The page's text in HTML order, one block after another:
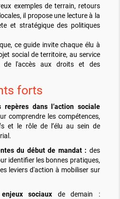
exemples de terrain, retours
il propose une lecture à la
et stratégique des politiques
ce guide invite chaque élu à
social de territoire, au service
de l'accès aux droits et des
forts
repères dans l’action sociale
comprendre les compétences,
et le rôle de l’élu au sein de
du début de mandat : des
identifier les bonnes pratiques,
leviers d'action à mobiliser sur
sociaux de demain :